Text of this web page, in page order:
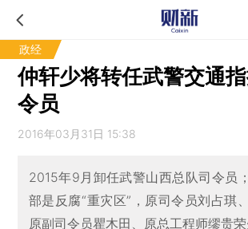
政经
仲轩少将转任武警交通
令员
2016年03月31日 15:38
2015年9月卸任武警山西总队司令员
部是反腐“重灾区”，原司令员刘占琪
原副司令员瞿木田、原总工程师缪贵